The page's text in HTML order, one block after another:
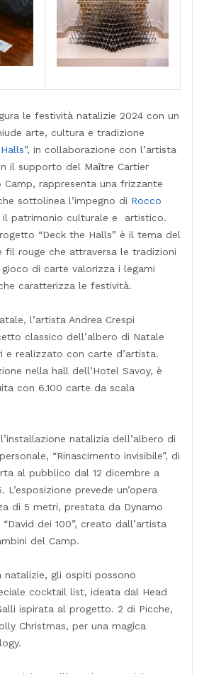
le festività natalizie 2024 con un
arte, cultura e tradizione
”, in collaborazione con l’artista
il supporto del Maître Cartier
Camp, rappresenta una frizzante
sottolinea l’impegno di Rocco
il patrimonio culturale e artistico.
“Deck the Halls” è il tema del
fil rouge che attraversa le tradizioni
di carte valorizza i legami
caratterizza le festività.
l’artista Andrea Crespi
classico dell’albero di Natale
e realizzato con carte d’artista.
nella hall dell’Hotel Savoy, è
con 6.100 carte da scala
natalizia dell’albero di
“Rinascimento invisibile”, di
al pubblico dal 12 dicembre a
L’esposizione prevede un’opera
di 5 metri, prestata da Dynamo
dei 100”, creato dall’artista
del Camp.
natalizie, gli ospiti possono
cocktail list, ideata dal Head
ispirata al progetto. 2 di Picche,
Christmas, per una magica